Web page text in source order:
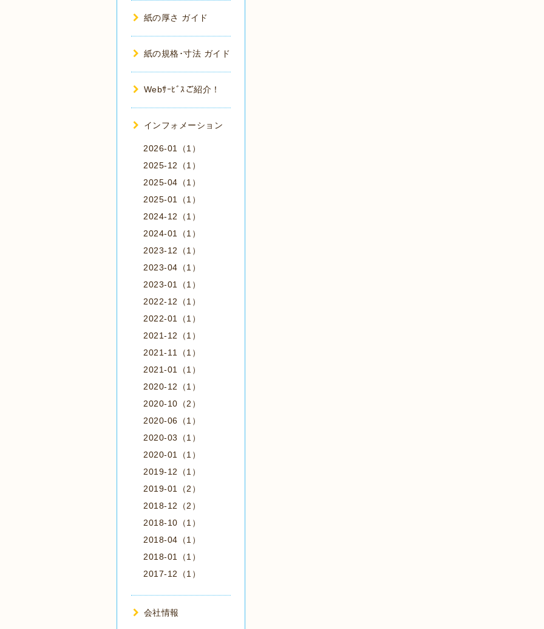
紙の厚さ ガイド
紙の規格･寸法 ガイド
Webｻｰﾋﾞｽご紹介！
インフォメーション
2026-01（1）
2025-12（1）
2025-04（1）
2025-01（1）
2024-12（1）
2024-01（1）
2023-12（1）
2023-04（1）
2023-01（1）
2022-12（1）
2022-01（1）
2021-12（1）
2021-11（1）
2021-01（1）
2020-12（1）
2020-10（2）
2020-06（1）
2020-03（1）
2020-01（1）
2019-12（1）
2019-01（2）
2018-12（2）
2018-10（1）
2018-04（1）
2018-01（1）
2017-12（1）
会社情報